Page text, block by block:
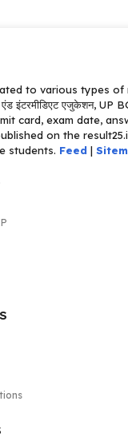
to various types of
इंटरमीडिएट एजुकेशन, UP
card, exam date,
on the
students. Feed |